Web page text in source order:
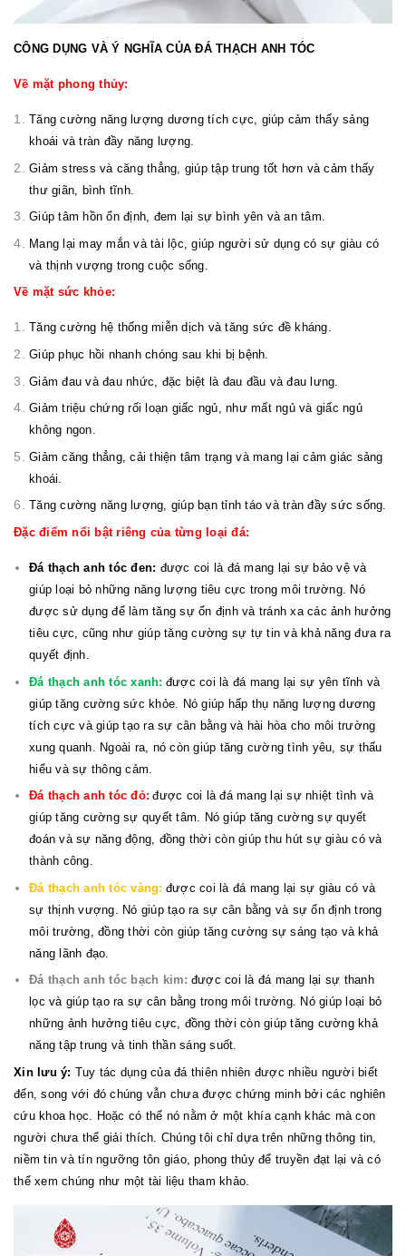
CÔNG DỤNG VÀ Ý NGHĨA CỦA ĐÁ THẠCH ANH TÓC
Về mặt phong thủy:
Tăng cường năng lượng dương tích cực, giúp cảm thấy sảng
khoái và tràn đầy năng lượng.
Giảm stress và căng thẳng, giúp tập trung tốt hơn và cảm thấy
thư giãn, bình tĩnh.
Giúp tâm hồn ổn định, đem lại sự bình yên và an tâm.
Mang lại may mắn và tài lộc, giúp người sử dụng có sự giàu có
và thịnh vượng trong cuộc sống.
Về mặt sức khỏe:
Tăng cường hệ thống miễn dịch và tăng sức đề kháng.
Giúp phục hồi nhanh chóng sau khi bị bệnh.
Giảm đau và đau nhức, đặc biệt là đau đầu và đau lưng.
Giảm triệu chứng rối loạn giấc ngủ, như mất ngủ và giấc ngủ
không ngon.
Giảm căng thẳng, cải thiện tâm trạng và mang lại cảm giác sảng
khoái.
Tăng cường năng lượng, giúp bạn tỉnh táo và tràn đầy sức sống.
Đặc điểm nổi bật riêng của từng loại đá:
Đá thạch anh tóc đen: được coi là đá mang lại sự bảo vệ và
giúp loại bỏ những năng lượng tiêu cực trong môi trường. Nó
được sử dụng để làm tăng sự ổn định và tránh xa các ảnh hưởng
tiêu cực, cũng như giúp tăng cường sự tự tin và khả năng đưa ra
quyết định.
Đá thạch anh tóc xanh: được coi là đá mang lại sự yên tĩnh và
giúp tăng cường sức khỏe. Nó giúp hấp thụ năng lượng dương
tích cực và giúp tạo ra sự cân bằng và hài hòa cho môi trường
xung quanh. Ngoài ra, nó còn giúp tăng cường tình yêu, sự thấu
hiểu và sự thông cảm.
Đá thạch anh tóc đỏ: được coi là đá mang lại sự nhiệt tình và
giúp tăng cường sự quyết tâm. Nó giúp tăng cường sự quyết
đoán và sự năng động, đồng thời còn giúp thu hút sự giàu có và
thành công.
Đá thạch anh tóc vàng: được coi là đá mang lại sự giàu có và
sự thịnh vượng. Nó giúp tạo ra sự cân bằng và sự ổn định trong
môi trường, đồng thời còn giúp tăng cường sự sáng tạo và khả
năng lãnh đạo.
Đá thạch anh tóc bạch kim: được coi là đá mang lại sự thanh
lọc và giúp tạo ra sự cân bằng trong môi trường. Nó giúp loại bỏ
những ảnh hưởng tiêu cực, đồng thời còn giúp tăng cường khả
năng tập trung và tinh thần sáng suốt.
Xin lưu ý: Tuy tác dụng của đá thiên nhiên được nhiều người biết
đến, song với đó chúng vẫn chưa được chứng minh bởi các nghiên
cứu khoa học. Hoặc có thể nó nằm ở một khía cạnh khác mà con
người chưa thể giải thích. Chúng tôi chỉ dựa trên những thông tin,
niềm tin và tín ngưỡng tôn giáo, phong thủy để truyền đạt lại và có
thể xem chúng như một tài liệu tham khảo.